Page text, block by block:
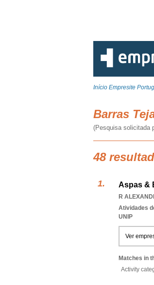
Início Empresite
Barras
(Pesquisa solicitada
48
Aspas &
R
Atividades
UNIP
Ver
Matches in
Activity